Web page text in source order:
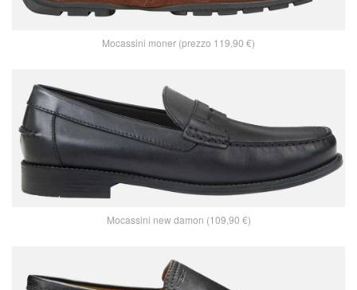
Mocassini moner (prezzo 119,90 €)
Mocassini new damon (109,90 €)